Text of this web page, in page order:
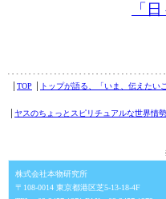
「
TOP トップが語る、「いま、伝えたい
ヤスのちょっとスピリチュアルな世界情
株式会社本物研究所
〒108-0014 東京都港区芝5-13-18-4F